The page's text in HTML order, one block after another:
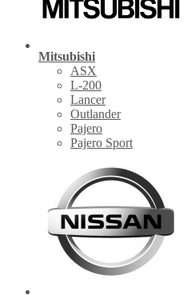
Mitsubishi
ASX
L-200
Lancer
Outlander
Pajero
Pajero Sport